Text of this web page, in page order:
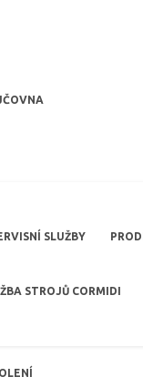
SLUŽBY
STROJŮ CORMIDI